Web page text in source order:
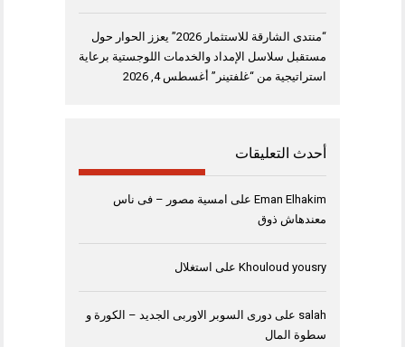
“منتدى الشارقة للاستثمار 2026” يعزز الحوار حول
مستقبل سلاسل الإمداد والخدمات اللوجستية برعاية
استراتيجية من “غلفتينر” أغسطس 4, 2026
أحدث التعليقات
Eman Elhakim على امسية مصور – فى ناس
معندهاش ذوق
Khouloud yousry على استغلال
salah على دورى السوبر الاوربى الجديد – الكورة و
سطوة المال